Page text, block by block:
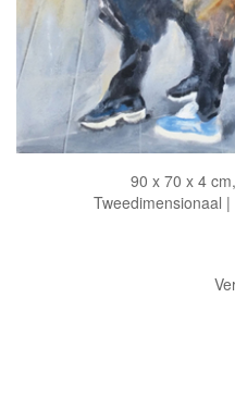
90 x 70 x 4
Tweedimensionaal